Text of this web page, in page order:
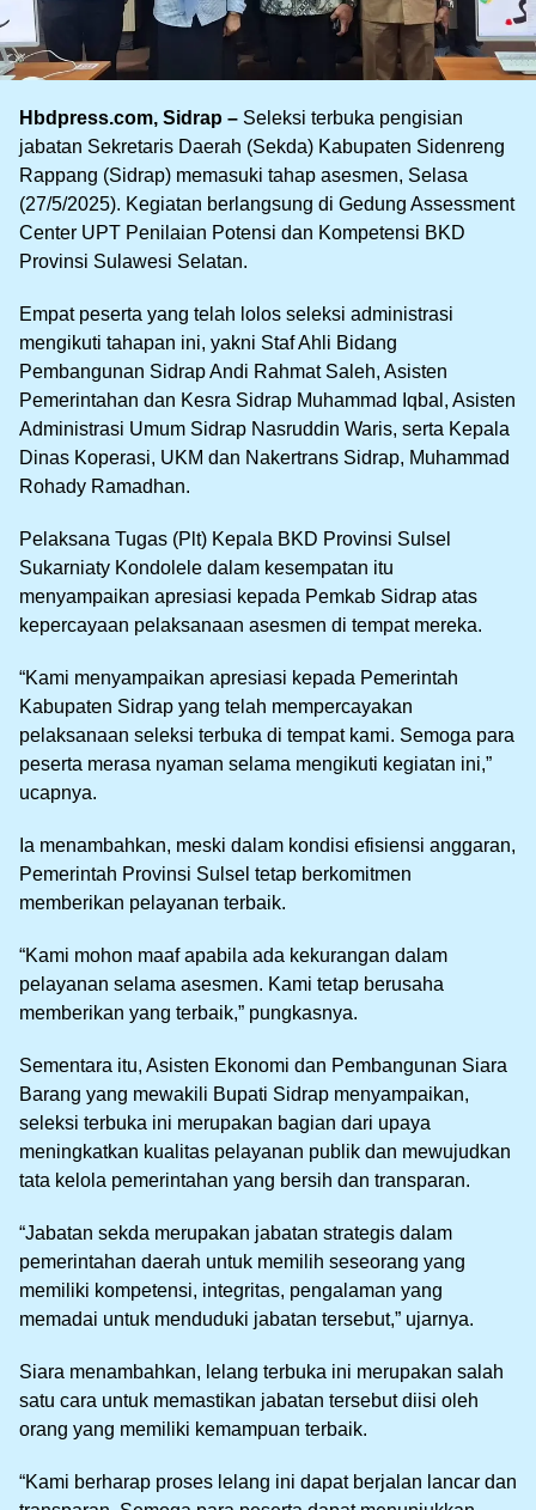
Hbdpress.com, Sidrap – Seleksi terbuka pengisian
jabatan Sekretaris Daerah (Sekda) Kabupaten Sidenreng
Rappang (Sidrap) memasuki tahap asesmen, Selasa
(27/5/2025). Kegiatan berlangsung di Gedung Assessment
Center UPT Penilaian Potensi dan Kompetensi BKD
Provinsi Sulawesi Selatan.
Empat peserta yang telah lolos seleksi administrasi
mengikuti tahapan ini, yakni Staf Ahli Bidang
Pembangunan Sidrap Andi Rahmat Saleh, Asisten
Pemerintahan dan Kesra Sidrap Muhammad Iqbal, Asisten
Administrasi Umum Sidrap Nasruddin Waris, serta Kepala
Dinas Koperasi, UKM dan Nakertrans Sidrap, Muhammad
Rohady Ramadhan.
Pelaksana Tugas (Plt) Kepala BKD Provinsi Sulsel
Sukarniaty Kondolele dalam kesempatan itu
menyampaikan apresiasi kepada Pemkab Sidrap atas
kepercayaan pelaksanaan asesmen di tempat mereka.
“Kami menyampaikan apresiasi kepada Pemerintah
Kabupaten Sidrap yang telah mempercayakan
pelaksanaan seleksi terbuka di tempat kami. Semoga para
peserta merasa nyaman selama mengikuti kegiatan ini,”
ucapnya.
Ia menambahkan, meski dalam kondisi efisiensi anggaran,
Pemerintah Provinsi Sulsel tetap berkomitmen
memberikan pelayanan terbaik.
“Kami mohon maaf apabila ada kekurangan dalam
pelayanan selama asesmen. Kami tetap berusaha
memberikan yang terbaik,” pungkasnya.
Sementara itu, Asisten Ekonomi dan Pembangunan Siara
Barang yang mewakili Bupati Sidrap menyampaikan,
seleksi terbuka ini merupakan bagian dari upaya
meningkatkan kualitas pelayanan publik dan mewujudkan
tata kelola pemerintahan yang bersih dan transparan.
“Jabatan sekda merupakan jabatan strategis dalam
pemerintahan daerah untuk memilih seseorang yang
memiliki kompetensi, integritas, pengalaman yang
memadai untuk menduduki jabatan tersebut,” ujarnya.
Siara menambahkan, lelang terbuka ini merupakan salah
satu cara untuk memastikan jabatan tersebut diisi oleh
orang yang memiliki kemampuan terbaik.
“Kami berharap proses lelang ini dapat berjalan lancar dan